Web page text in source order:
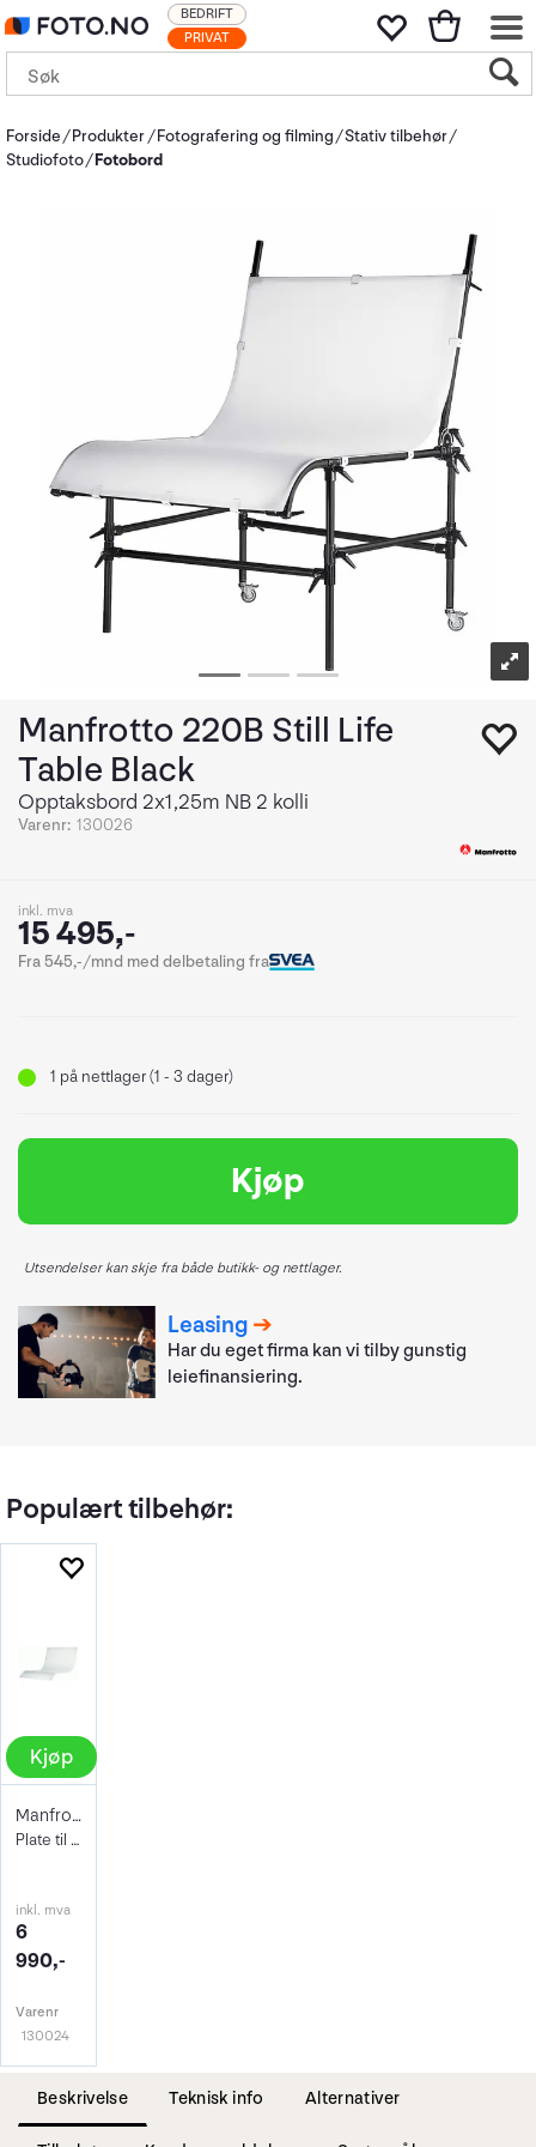
PRIVAT
BEDRIFT
Forside Produkter Fotografering og filming Stativ tilbehør
Studiofoto Fotobord
Manfrotto 220B Still Life
Table Black
Opptaksbord 2x1,25m NB 2 kolli
Varenr: 130026
inkl. mva
15 495,-
Fra 545,-/mnd med delbetaling fra
1 på nettlager (1 - 3 dager)
Kjøp
Utsendelser kan skje fra både butikk- og nettlager.
Leasing
Har du eget firma kan vi tilby gunstig
leiefinansiering.
Populært tilbehør:
Kjøp
Manfrotto 220PX Plexiglassskive for bord
Plate til opptaksbord 220 (reservedel)
inkl. mva
6
990,-
Varenr
130024
Beskrivelse Teknisk info Alternativer